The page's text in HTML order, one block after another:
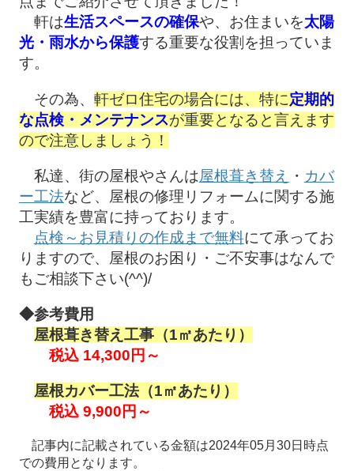
軒は生活スペースの確保や、お住まいを太陽
光・雨水から保護する重要な役割を担っていま
す。
その為、 軒ゼロ住宅の場合には、特に定期的
な点検・メンテナンスが重要となると言えます
ので注意しましょう！
私達、街の屋根やさんは屋根葺き替え ・ カバ
ー工法など、屋根の修理リフォームに関する施
工実績を豊富に持っております。
点検～お見積りの作成まで無料にて承ってお
りますので、屋根のお困り・ご不安事はなんで
もご相談下さい(^^)/
◆参考費用
屋根葺き替え工事（1㎡あたり）
税込 14,300円～
屋根カバー工法（1㎡あたり）
税込 9,900円～
記事内に記載されている金額は2024年05月30日時点
での費用となります。